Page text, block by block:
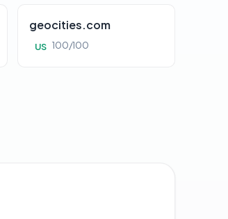
geocities.com
US 100/100